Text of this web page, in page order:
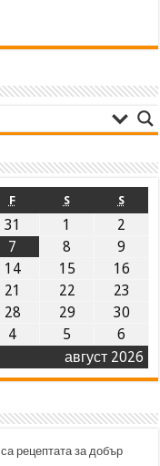
август 2026
F S S
31 1
2
7 8
9
14 15
16
21 22
23
28 29
30
4 5 6
рецептата за добър